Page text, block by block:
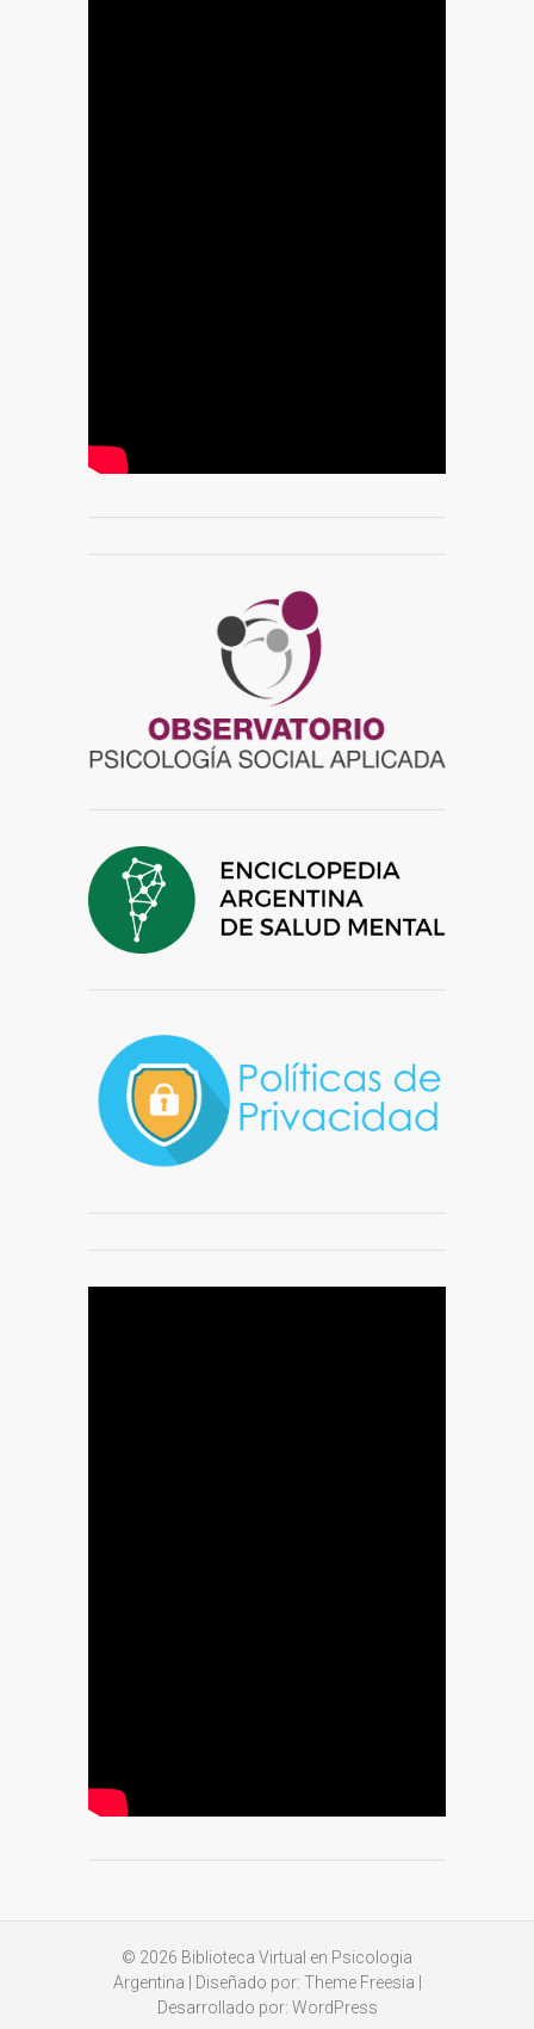
© 2026 Biblioteca Virtual en Psicologia
Argentina | Diseñado por: Theme Freesia
Desarrollado por: WordPress